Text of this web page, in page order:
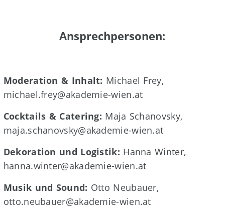
Ansprechpersonen:
Moderation & Inhalt: Michael Frey,
michael.frey@akademie-wien.at
Cocktails & Catering: Maja Schanovsky,
maja.schanovsky@akademie-wien.at
Dekoration und Logistik: Hanna Winter,
hanna.winter@akademie-wien.at
Musik und Sound: Otto Neubauer,
otto.neubauer@akademie-wien.at